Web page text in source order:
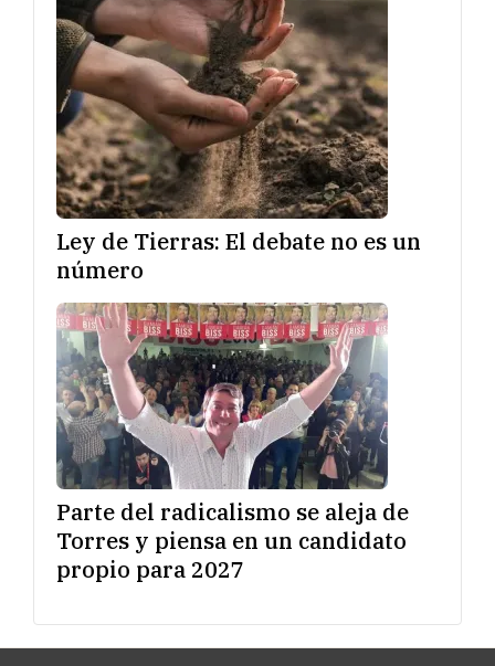
Ley de Tierras: El debate no es un
número
Parte del radicalismo se aleja de
Torres y piensa en un candidato
propio para 2027